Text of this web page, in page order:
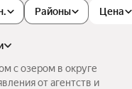
Цена
Районы
с озером в округе
от агентств и